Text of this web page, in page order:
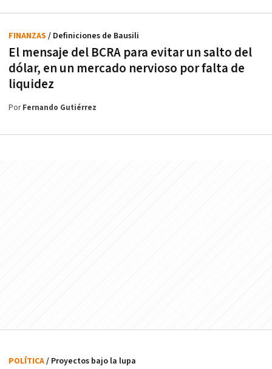
El mensaje del BCRA para evitar un salto del
dólar, en un mercado nervioso por falta de
liquidez
FINANZAS / Definiciones de Bausili
PorFernando Gutiérrez
POLÍTICA/ Proyectos bajo la lupa